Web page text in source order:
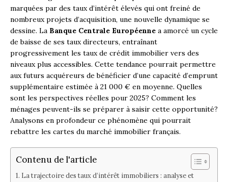
marquées par des taux d’intérêt élevés qui ont freiné de
nombreux projets d’acquisition, une nouvelle dynamique se
dessine. La Banque Centrale Européenne a amorcé un cycle
de baisse de ses taux directeurs, entraînant
progressivement les taux de crédit immobilier vers des
niveaux plus accessibles. Cette tendance pourrait permettre
aux futurs acquéreurs de bénéficier d’une capacité d’emprunt
supplémentaire estimée à 21 000 € en moyenne. Quelles
sont les perspectives réelles pour 2025? Comment les
ménages peuvent-ils se préparer à saisir cette opportunité?
Analysons en profondeur ce phénomène qui pourrait
rebattre les cartes du marché immobilier français.
Contenu de l'article
La trajectoire des taux d’intérêt immobiliers : analyse et